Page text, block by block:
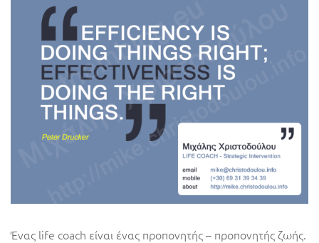
Ένας life coach είναι ένας προπονητής – προπονητής ζωής.